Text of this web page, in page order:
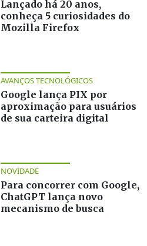
Lançado há 20 anos,
conheça 5 curiosidades do
Mozilla Firefox
AVANÇOS TECNOLÓGICOS
Google lança PIX por
aproximação para usuários
de sua carteira digital
NOVIDADE
Para concorrer com Google,
ChatGPT lança novo
mecanismo de busca